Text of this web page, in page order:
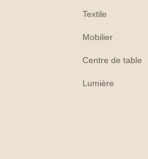
Textile
Mobilier
Centre de table
Lumière